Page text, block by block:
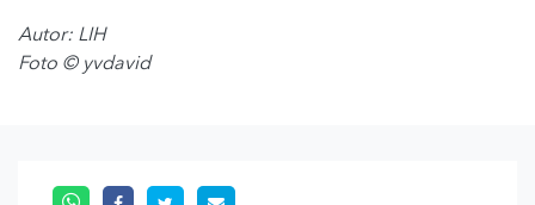
Autor: LIH
Foto © yvdavid